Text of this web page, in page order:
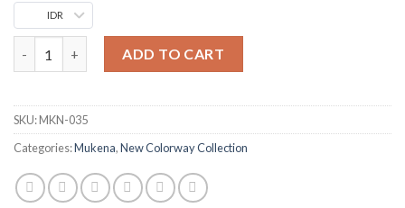
IDR
ADD TO CART
SKU:MKN-035
Categories:Mukena,New Colorway Collection